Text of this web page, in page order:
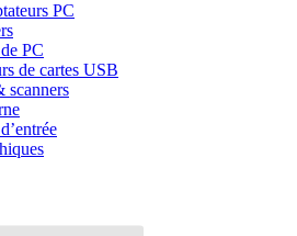
PC
PC
de cartes USB
scanners